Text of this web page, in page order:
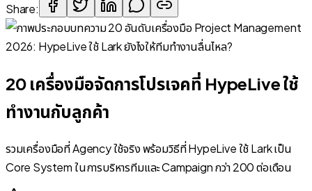
Share:
20 เครื่องมือจัดการโปรเจคที่ HypeLive ใช้
ทำงานกับลูกค้า
รวมเครื่องมือที่ Agency ใช้จริง พร้อมวิธีที่ HypeLive ใช้ Lark เป็น
Core System ในการบริหารทีมและ Campaign กว่า 200 ต่อเดือน